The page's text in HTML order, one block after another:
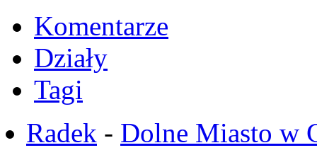
Komentarze
Działy
Tagi
Radek - Dolne Miasto w